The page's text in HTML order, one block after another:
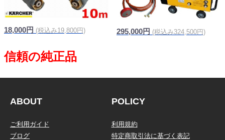
18,000円 (税込み19,800円) 295,000円 (税込み324,500円)
ABOUT
ご利用ガイド
ブログ
POLICY
利用規約
特定商取引法に基づく表記